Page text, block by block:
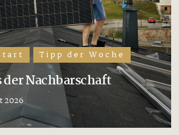
Tipp der Woche
der Nachbarschaft
2026